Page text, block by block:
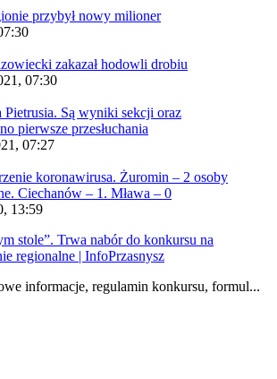
przybył nowy milioner
zakazał hodowli drobiu
07:30
Pietrusia. Są wyniki sekcji oraz
pierwsze przesłuchania
07:27
koronawirusa. Żuromin – 2 osoby
Ciechanów – 1. Mława – 0
13:59
stole”. Trwa nabór do konkursu na
regionalne | InfoPrzasnysz
informacje, regulamin konkursu, formul...